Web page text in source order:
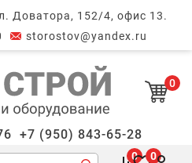
Доватора, 152/4, офис 13.
storostov@yandex.ru
0
+7 (950) 843-65-28
0 0